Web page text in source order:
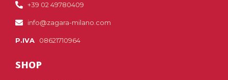
+39 02 49780409
info@zagara-milano.com
P.IVA 08621710964
SHOP